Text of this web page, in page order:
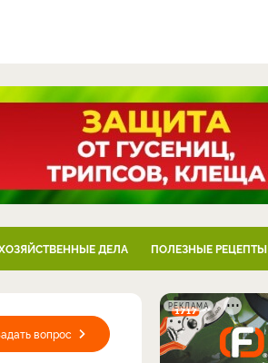
ДЕЛА ПОЛЕЗНЫЕ РЕЦЕПТЫ
вопрос
РЕКЛАМА